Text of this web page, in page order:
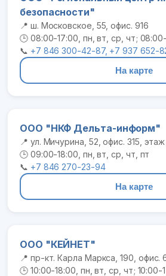
безопасности"
📍 ш. Московское, 55, офис. 916
🕒 08:00-17:00, пн, вт, ср, чт;
📞 +7 846 300-42-87, +7 937 652-
На карте
ООО "НКФ Дельта-информ"
📍 ул. Мичурина, 52, офис. 315, этаж
🕒 09:00-18:00, пн, вт, ср, чт, пт
📞 +7 846 270-23-94
На карте
ООО "КЕЙНЕТ"
📍 пр-кт. Карла Маркса, 190, офис.
🕒 10:00-18:00, пн, вт, ср, чт; 10:00-